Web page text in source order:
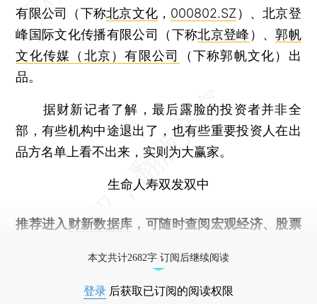
有限公司（下称北京文化 ， 000802.SZ ）、北京登
峰国际文化传播有限公司（下称北京登峰 ）、郭帆
文化传媒（北京）有限公司
（下称郭帆文化）出
品。
据财新记者了解，最后露脸的投资者并非全
部，有些机构中途退出了，也有些重要投资人在出
品方名单上看不出来，实则为大赢家。
生命人寿双发双中
推荐进入 财新数据库 ，可随时查阅宏观经济、股票
本文共计2682字 订阅后继续阅读
登录 后获取已订阅的阅读权限